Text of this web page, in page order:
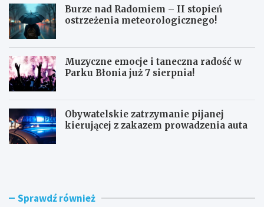
Burze nad Radomiem – II stopień
ostrzeżenia meteorologicznego!
Muzyczne emocje i taneczna radość w
Parku Błonia już 7 sierpnia!
Obywatelskie zatrzymanie pijanej
kierującej z zakazem prowadzenia auta
G
y
B
n Sprawdź również